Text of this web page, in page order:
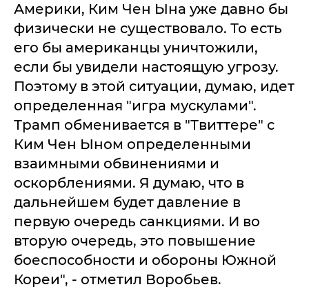
Америки, Ким Чен Ына уже давно бы
физически не существовало. То есть
его бы американцы уничтожили,
если бы увидели настоящую угрозу.
Поэтому в этой ситуации, думаю, идет
определенная "игра мускулами".
Трамп обменивается в "Твиттере" с
Ким Чен Ыном определенными
взаимными обвинениями и
оскорблениями. Я думаю, что в
дальнейшем будет давление в
первую очередь санкциями. И во
вторую очередь, это повышение
боеспособности и обороны Южной
Кореи", - отметил Воробьев.